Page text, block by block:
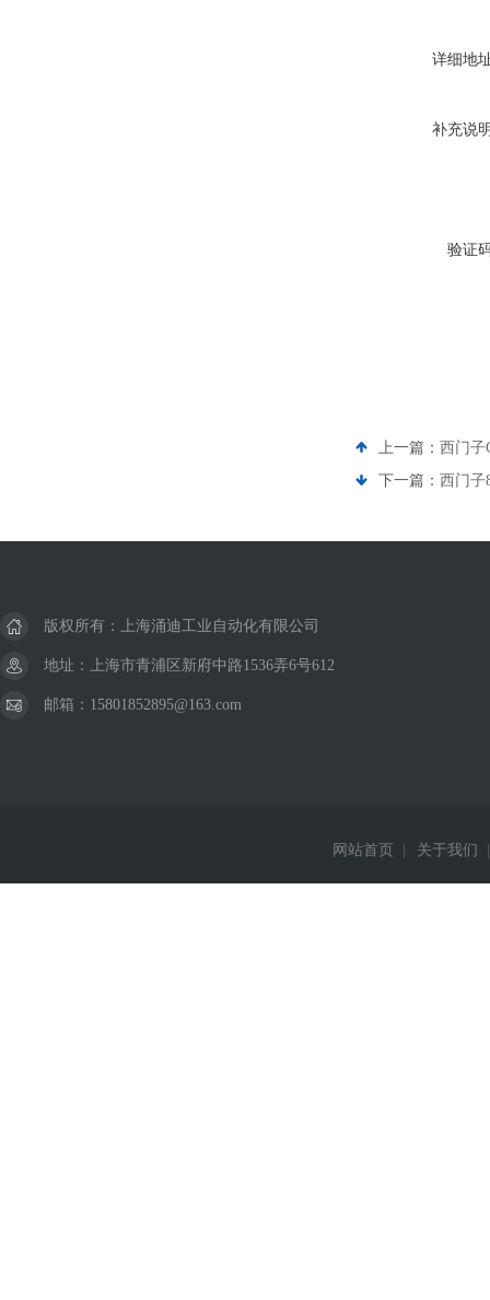
详细地
补充说
验证
上一篇： 西门子
下一篇： 西门子
版权所有：上海涌迪工业自动化有限公司
地址：上海市青浦区新府中路1536弄6号612
邮箱：15801852895@163.com
网站首页 关于我们